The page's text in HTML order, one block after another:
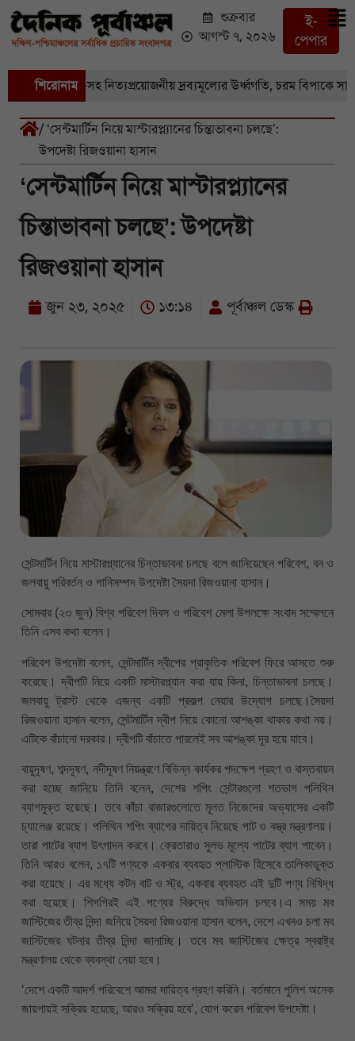
শুক্রবার
আগস্ট ৭, ২০২৬
ই-
পেপার
শিরোনাম
সবজি-সহ নিত্যপ্রয়োজনীয় দ্রব্যমূল্যের ঊর্ধ্বগতি, চরম বিপাকে
/ ‘সেন্টমার্টিন নিয়ে মাস্টারপ্ল্যানের চিন্তাভাবনা চলছে’:
উপদেষ্টা রিজওয়ানা হাসান
‘সেন্টমার্টিন নিয়ে মাস্টারপ্ল্যানের
চিন্তাভাবনা চলছে’: উপদেষ্টা
রিজওয়ানা হাসান
জুন ২৩, ২০২৫ ১৩:১৪ পূর্বাঞ্চল ডেস্ক
সেন্টমার্টিন নিয়ে মাস্টারপ্ল্যানের চিন্তাভাবনা চলছে বলে জানিয়েছেন পরিবেশ, বন ও
জলবায়ু পরিবর্তন ও পানিসম্পদ উপদেষ্টা সৈয়দা রিজওয়ানা হাসান।
সোমবার (২৩ জুন) বিশ্ব পরিবেশ দিবস ও পরিবেশ মেলা উপলক্ষে সংবাদ সম্মেলনে
তিনি এসব কথা বলেন।
পরিবেশ উপদেষ্টা বলেন, সেন্টমার্টিন দ্বীপের প্রাকৃতিক পরিবেশ ফিরে আসতে শুরু
করেছে। দ্বীপটি নিয়ে একটি মাস্টারপ্ল্যান করা যায় কিনা, চিন্তাভাবনা চলছে।
জলবায়ু ট্রাস্ট থেকে এজন্য একটি প্রকল্প নেয়ার উদ্যোগ চলছে।সৈয়দা
রিজওয়ানা হাসান বলেন, সেন্টমার্টিন দ্বীপ নিয়ে কোনো আশঙ্কা থাকার কথা নয়।
এটিকে বাঁচানো দরকার। দ্বীপটি বাঁচাতে পারলেই সব আশঙ্কা দূর হয়ে যাবে।
বায়ুদূষণ, শব্দদূষণ, নদীদূষণ নিয়ন্ত্রণে বিভিন্ন কার্যকর পদক্ষেপ গ্রহণ ও বাস্তবায়ন
করা হচ্ছে জানিয়ে তিনি বলেন, দেশের শপিং সেন্টারগুলো শতভাগ পলিথিন
ব্যাগমুক্ত হয়েছে। তবে কাঁচা বাজারগুলোতে মূলত নিজেদের অভ্যাসের একটি
চ্যালেঞ্জ রয়েছে। পলিথিন শপিং ব্যাগের দায়িত্ব নিয়েছে পাট ও বস্ত্র মন্ত্রণালয়।
তারা পাটের ব্যাগ উৎপাদন করবে। ক্রেতারাও সুলভ মূল্যে পাটের ব্যাগ পাবেন।
তিনি আরও বলেন, ১৭টি পণ্যকে একবার ব্যবহৃত প্লাস্টিক হিসেবে তালিকাভুক্ত
করা হয়েছে। এর মধ্যে কটন বাট ও স্ট্র, একবার ব্যবহৃত এই দুটি পণ্য নিষিদ্ধ
করা হয়েছে। শিগগিরই এই পণ্যের বিরুদ্ধে অভিযান চলবে।এ সময় মব
জাস্টিজের তীব্র নিন্দা জনিয়ে সৈয়দা রিজওয়ানা হাসান বলেন, দেশে এখনও চলা মব
জাস্টিজের ঘটনার তীব্র নিন্দা জানাচ্ছি। তবে মব জাস্টিজের ক্ষেত্র স্বরাষ্ট্র
মন্ত্রণালয় থেকে ব্যবস্থা নেয়া হবে।
‘দেশে একটি আদর্শ পরিবেশে আমরা দায়িত্ব গ্রহণ করিনি। বর্তমানে পুলিশ অনেক
জায়গায়ই সক্রিয় হয়েছে, আরও সক্রিয় হবে’, যোগ করেন পরিবেশ উপদেষ্টা।